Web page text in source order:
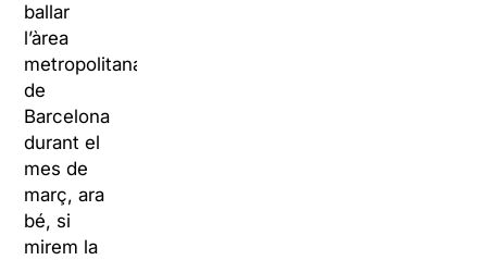
ballar
l’àrea
metropolitana
de
Barcelona
durant el
mes de
març, ara
bé, si
mirem la